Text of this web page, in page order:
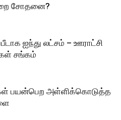
சோதனை?
ஐந்து லட்சம் – ஊராட்சி
சங்கம்
பயன்பெற அள்ளிக்கொடுத்த